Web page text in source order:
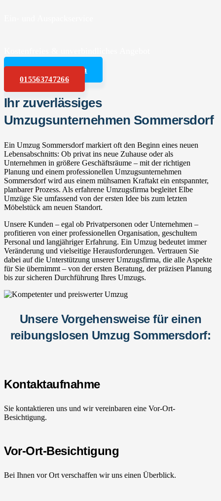
Angebot anfordern
015563747266
Ihr zuverlässiges
Umzugsunternehmen Sommersdorf
Ein Umzug Sommersdorf markiert oft den Beginn eines neuen
Lebensabschnitts: Ob privat ins neue Zuhause oder als
Unternehmen in größere Geschäftsräume – mit der richtigen
Planung und einem professionellen Umzugsunternehmen
Sommersdorf wird aus einem mühsamen Kraftakt ein entspannter,
planbarer Prozess. Als erfahrene Umzugsfirma begleitet Elbe
Umzüge Sie umfassend von der ersten Idee bis zum letzten
Möbelstück am neuen Standort.
Unsere Kunden – egal ob Privatpersonen oder Unternehmen –
profitieren von einer professionellen Organisation, geschultem
Personal und langjähriger Erfahrung. Ein Umzug bedeutet immer
Veränderung und vielseitige Herausforderungen. Vertrauen Sie
dabei auf die Unterstützung unserer Umzugsfirma, die alle Aspekte
für Sie übernimmt – von der ersten Beratung, der präzisen Planung
bis zur sicheren Durchführung Ihres Umzugs.
Unsere Vorgehensweise für einen
reibungslosen Umzug Sommersdorf:
Kontaktaufnahme
Sie kontaktieren uns und wir vereinbaren eine Vor-Ort-
Besichtigung.
Vor-Ort-Besichtigung
Bei Ihnen vor Ort verschaffen wir uns einen Überblick.